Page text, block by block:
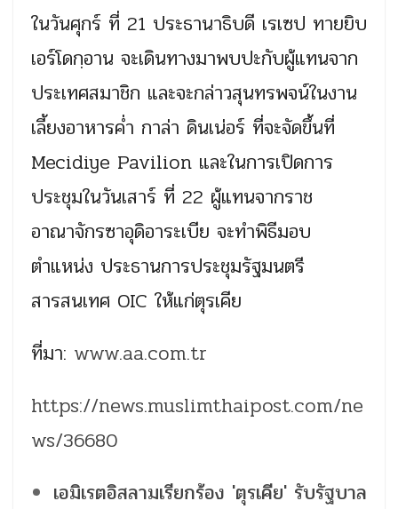
ในวันศุกร์ ที่ 21 ประธานาธิบดี เรเซป ทายยิบ
เอร์โดกฺอาน จะเดินทางมาพบปะกับผู้แทนจาก
ประเทศสมาชิก และจะกล่าวสุนทรพจน์ในงาน
เลี้ยงอาหารค่ำ กาล่า ดินเน่อร์ ที่จะจัดขึ้นที่
Mecidiye Pavilion และในการเปิดการ
ประชุมในวันเสาร์ ที่ 22 ผู้แทนจากราช
อาณาจักรซาอุดิอาระเบีย จะทำพิธีมอบ
ตำแหน่ง ประธานการประชุมรัฐมนตรี
สารสนเทศ OIC ให้แก่ตุรเคีย
ที่มา: www.aa.com.tr
https://news.muslimthaipost.com/ne
ws/36680
เอมิเรตอิสลามเรียกร้อง 'ตุรเคีย' รับรัฐบาล